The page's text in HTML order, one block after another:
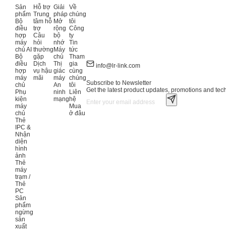
Sản
phẩm
Bộ
điều
hợp
máy
chủ AI
Bộ
điều
hợp
máy
chủ
Phụ
kiện
máy
chủ
Thẻ
IPC &
Nhận
diện
hình
ảnh
Thẻ
máy
trạm /
Thẻ
PC
Sản
phẩm
ngừng
sản
xuất
Hỗ trợ
Trung
tâm hỗ
trợ
Câu
hỏi
thường
gặp
Dịch
vụ hậu
mãi
Giải
pháp
Mở
rộng
bộ
nhớ
Máy
chủ
Thị
giác
máy
An
ninh
mạng
Về
chúng
tôi
Công
ty
Tin
tức
Tham
gia
cùng
chúng
tôi
Liên
hệ
Mua
ở đâu
info@lr-link.com
Subscribe to Newsletter
Get the latest product updates, promotions and